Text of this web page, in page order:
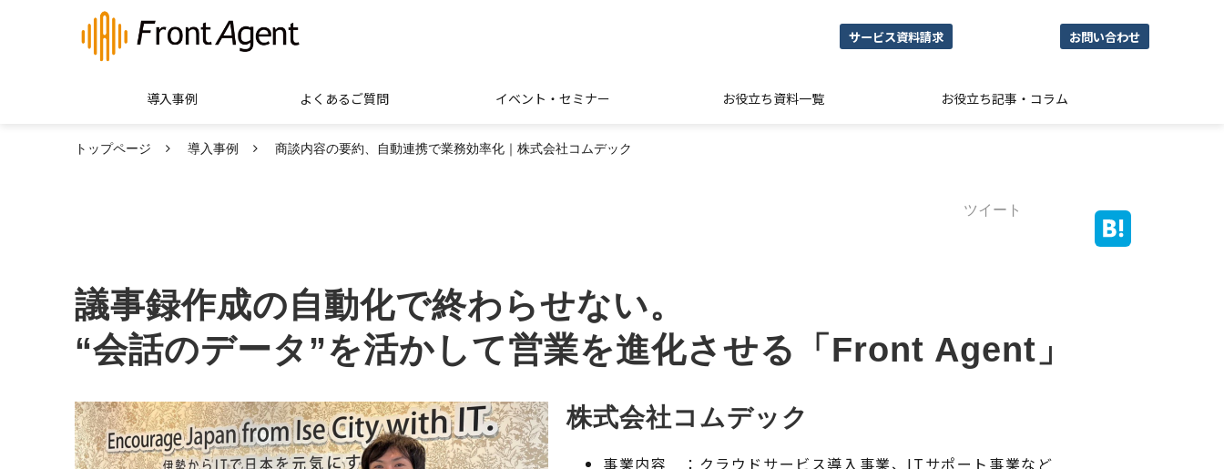
サービス資料請求 お問い合わせ
導入事例 よくあるご質問 イベント・セミナー お役立ち資料一覧 お役立ち記事・コラム
トップページ 導入事例 商談内容の要約、自動連携で業務効率化｜株式会社コムデック
ツイート
議事録作成の自動化で終わらせない。
“会話のデータ”を活かして営業を進化させる「Front Agent」
株式会社コムデック
事業内容 ：クラウドサービス導入事業、ITサポート事業など